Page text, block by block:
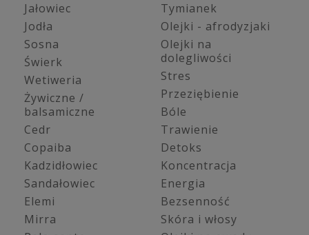
Jałowiec
Jodła
Sosna
Świerk
Wetiweria
Żywiczne /
balsamiczne
Cedr
Copaiba
Kadzidłowiec
Sandałowiec
Elemi
Mirra
Tymianek
Olejki - afrodyzjaki
Olejki na
dolegliwości
Stres
Przeziębienie
Bóle
Trawienie
Detoks
Koncentracja
Energia
Bezsenność
Skóra i włosy